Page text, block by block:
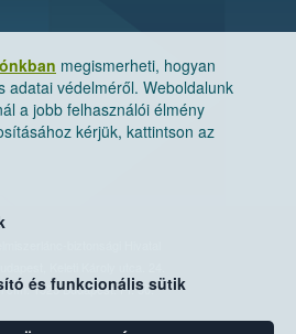
megismerheti, hogyan
adatai védelméről. Weboldalunk
a jobb felhasználói élmény
kérjük, kattintson az
és funkcionális sütik
biztonsági Hivatal
cím: 1525 Budapest. Pf. 30.